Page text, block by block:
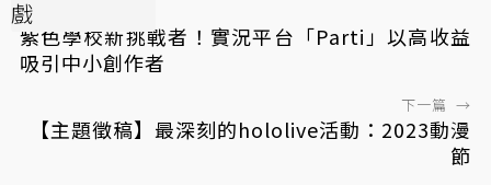
←
紫色學校新挑戰者！實況平台「Parti」以高收益
吸引中小創作者
下一篇 →
【主題徵稿】最深刻的hololive活動：2023動漫
節